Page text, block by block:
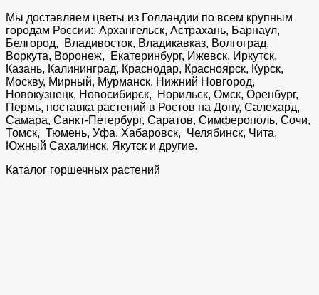
Мы доставляем цветы из Голландии по всем крупным
городам России:: Архангельск, Астрахань, Барнаул,
Белгород, Владивосток, Владикавказ, Волгоград,
Воркута, Воронеж, Екатеринбург, Ижевск, Иркутск,
Казань, Калининград, Краснодар, Красноярск, Курск,
Москву, Мирный, Мурманск, Нижний Новгород,
Новокузнецк, Новосибирск, Норильск, Омск, Оренбург,
Пермь, поставка растений в Ростов на Дону, Салехард,
Самара, Санкт-Петербург, Саратов, Симферополь, Сочи,
Томск, Тюмень, Уфа, Хабаровск, Челябинск, Чита,
Южный Сахалинск, Якутск и другие.
Каталог горшечных растений